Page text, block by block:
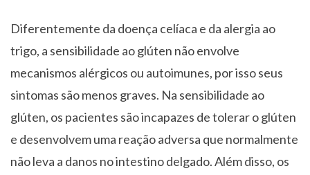
Diferentemente da doença celíaca e da alergia ao
trigo, a sensibilidade ao glúten não envolve
mecanismos alérgicos ou autoimunes, por isso seus
sintomas são menos graves. Na sensibilidade ao
glúten, os pacientes são incapazes de tolerar o glúten
e desenvolvem uma reação adversa que normalmente
não leva a danos no intestino delgado. Além disso, os